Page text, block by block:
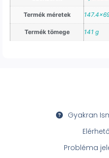
Termék méretek
Termék tömege 141 g
Gyakran
Probléma